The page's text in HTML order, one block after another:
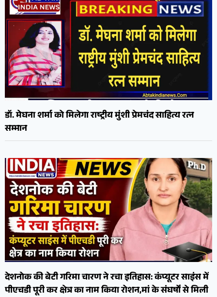
डॉ. मेघना शर्मा को मिलेगा राष्ट्रीय मुंशी प्रेमचंद साहित्य रत्न
सम्मान
देशनोक की बेटी गरिमा चारण ने रचा इतिहास: कंप्यूटर साइंस में
पीएचडी पूरी कर क्षेत्र का नाम किया रोशन,मां के संघर्षों से मिली